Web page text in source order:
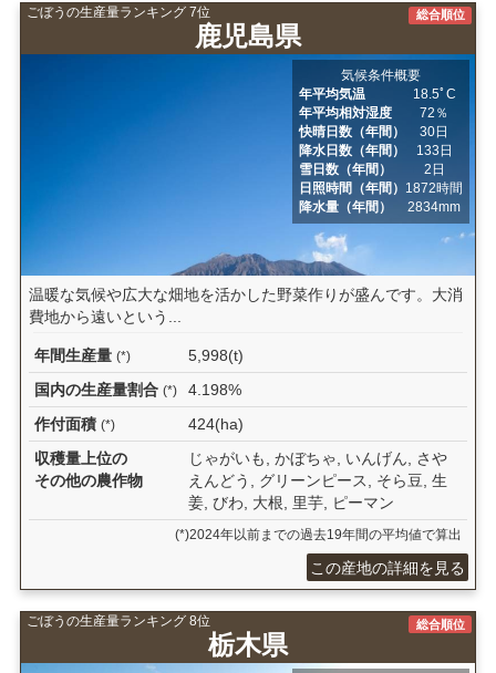
ごぼうの生産量ランキング 7位
鹿児島県
総合順位
気候条件概要
年平均気温
18.5ﾟC
年平均相対湿度
72％
快晴日数（年間）
30日
降水日数（年間）
133日
雪日数（年間）
2日
日照時間（年間） 1872時間
降水量（年間）
2834mm
温暖な気候や広大な畑地を活かした野菜作りが盛んです。大消
費地から遠いという...
年間生産量 (*)
5,998(t)
国内の生産量割合 (*)
4.198%
作付面積 (*)
424(ha)
収穫量上位の
その他の農作物
じゃがいも, かぼちゃ, いんげん, さや
えんどう, グリーンピース, そら豆, 生
姜, びわ, 大根, 里芋, ピーマン
(*)2024年以前までの過去19年間の平均値で算出
この産地の詳細を見る
ごぼうの生産量ランキング 8位
栃木県
総合順位